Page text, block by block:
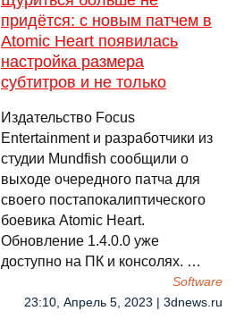
придётся: с новым патчем в
Atomic Heart появилась
настройка размера
субтитров и не только
Издательство Focus
Entertainment и разработчики из
студии Mundfish сообщили о
выходе очередного патча для
своего постапокалиптического
боевика Atomic Heart.
Обновление 1.4.0.0 уже
доступно на ПК и консолях. …
Software
23:10, Апрель 5, 2023 | 3dnews.ru